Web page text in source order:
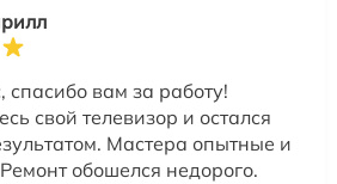
спасибо вам за работу!
свой телевизор и остался
Мастера опытные и
обошелся недорого.